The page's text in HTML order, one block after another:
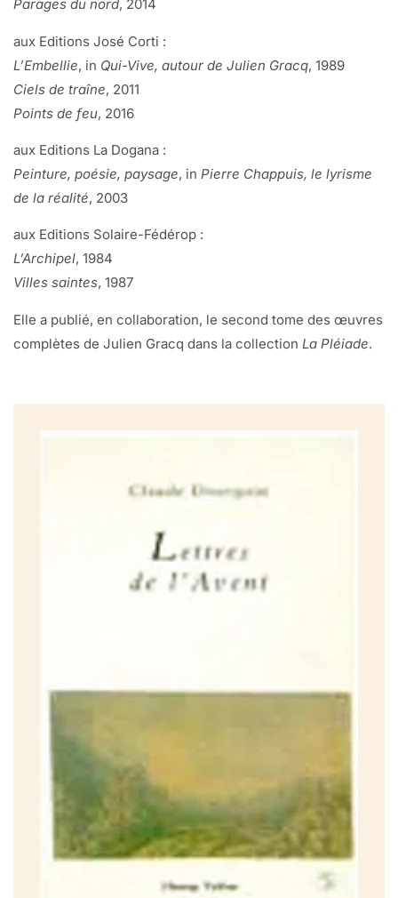
Parages du nord, 2014
aux Editions José Corti :
L’Embellie, in Qui-Vive, autour de Julien Gracq, 1989
Ciels de traîne, 2011
Points de feu, 2016
aux Editions La Dogana :
Peinture, poésie, paysage, in Pierre Chappuis, le lyrisme
de la réalité, 2003
aux Editions Solaire-Fédérop :
L’Archipel, 1984
Villes saintes, 1987
Elle a publié, en collaboration, le second tome des œuvres
complètes de Julien Gracq dans la collection La Pléiade.